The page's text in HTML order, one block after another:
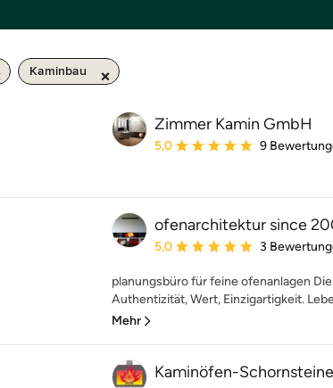
Kaminbau
Zimmer Kamin GmbH
Durchschnittliche Bewertung: 5
5,0 9
ofenarchitektur since
Durchschnittliche Bewertung: 5
5,0 3
planungsbüro für feine ofenanlagen
Authentizität, Wert, Einzigartigkeit.
Mehr
Kaminöfen-